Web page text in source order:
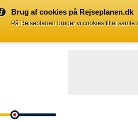
Brug af cookies på Rejseplanen.dk
På Rejseplanen bruger vi cookies til at